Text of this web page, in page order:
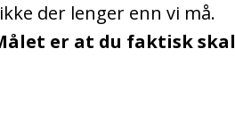
der lenger enn vi må.
er at du faktisk skal